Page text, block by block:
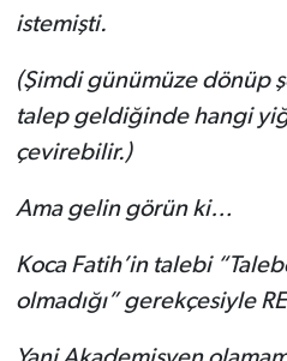
istemişti.
(Şimdi günümüze dönüp
talep geldiğinde hangi
çevirebilir.)
Ama gelin görün ki…
Koca Fatih’in talebi
olmadığı” gerekçesiyle